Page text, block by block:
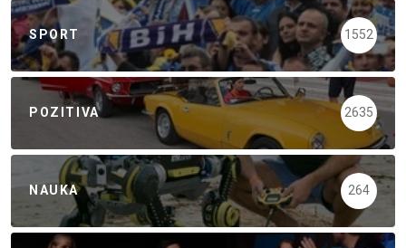
SPORT 1552
POZITIVA 2635
NAUKA 264